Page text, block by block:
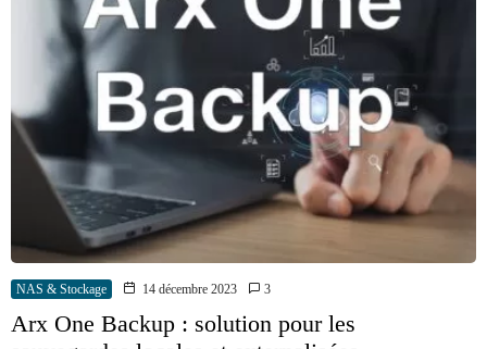
NAS & Stockage 14 décembre 2023 3
Arx One Backup : solution pour les